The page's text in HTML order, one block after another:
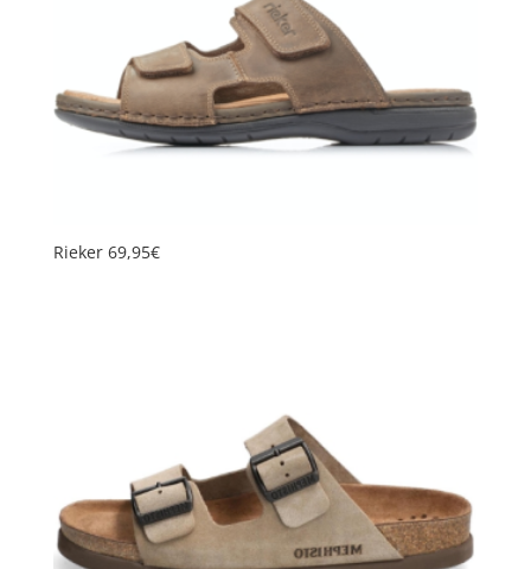
Rieker 69,95€